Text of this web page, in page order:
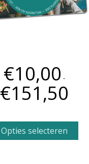
€10,00 -
€151,50
Opties selecteren